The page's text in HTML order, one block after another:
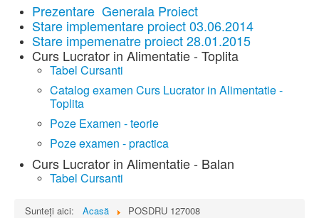
Prezentare Generala Proiect
Stare implementare proiect 03.06.2014
Stare impemenatre proiect 28.01.2015
Curs Lucrator in Alimentatie - Toplita
Tabel Cursanti
Catalog examen Curs Lucrator in Alimentatie -
Toplita
Poze Examen - teorie
Poze examen - practica
Curs Lucrator in Alimentatie - Balan
Tabel Cursanti
Sunteți aici: Acasă POSDRU 127008